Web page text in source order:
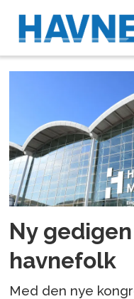
messe
og
utstilling
Ny
havnefolk
Med den nye